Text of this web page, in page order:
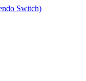
Switch)